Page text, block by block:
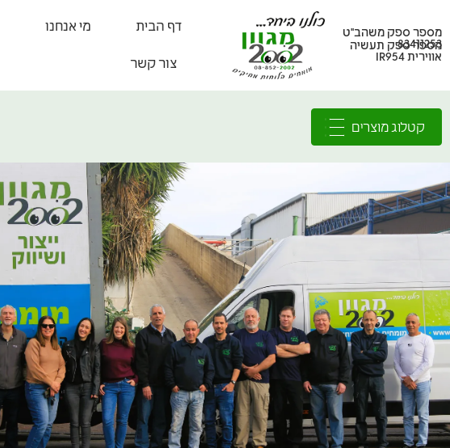
מספר ספק משהב"ט
83411253
מספר ספק תעשיה
אווירית IR954
דף הבית מי אנחנו
צור קשר
קטלוג מוצרים